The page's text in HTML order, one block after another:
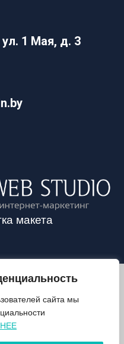
сайта мы
1 Мая, д. 3
макета
РАЙОНА